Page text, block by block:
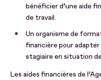
bénéficier d’une aide
de travail.
Un organisme de
financière pour
stagiaire en situation
Les aides financières de